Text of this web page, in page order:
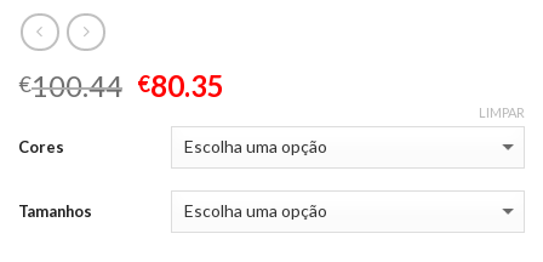
€100.44 €80.35
Cores
Tamanhos
LIMPAR